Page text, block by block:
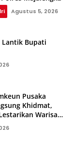
Agustus 5, 2026
Lantik Bupati
Pusaka
Khidmat,
Warisan